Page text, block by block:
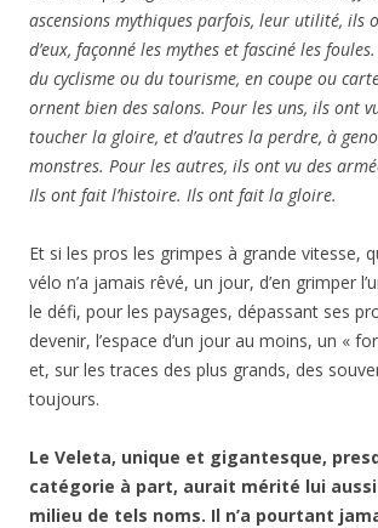
ascensions mythiques parfois, leur utilité, ils
d’eux, façonné les mythes et fasciné les
du cyclisme ou du tourisme, en coupe ou
ornent bien des salons. Pour les uns, ils ont
toucher la gloire, et d’autres la perdre, à
monstres. Pour les autres, ils ont vu des
Ils ont fait l’histoire. Ils ont fait la gloire.
Et si les pros les grimpes à grande vitesse,
vélo n’a jamais rêvé, un jour, d’en grimper
le défi, pour les paysages, dépassant ses
devenir, l’espace d’un jour au moins, un «
et, sur les traces des plus grands, des
toujours.
Le Veleta, unique et gigantesque,
catégorie à part, aurait mérité lui
milieu de tels noms. Il n’a pourtant